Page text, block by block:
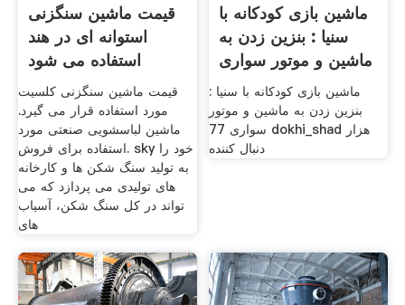
قیمت ماشین سنگزنی
استوانه ای در هند
استفاده می شود
قیمت ماشین سنگزنی کلسیت
مورد استفاده قرار می گیرد.
ماشین لباسشویی صنعتی مورد
استفاده برای فروش. sky خود را
به تولید سنگ شکن ها و کارخانه
های تولیدی می پردازد که می
تواند در کل سنگ شکن، آسیاب
های
ماشین بازی کودکانه با
سنیا : بنزین زدن به
ماشین و موتور سواری
ماشین بازی کودکانه با سنیا :
بنزین زدن به ماشین و موتور
سواری 77 dokhi_shad هزار
دنبال‌ کننده